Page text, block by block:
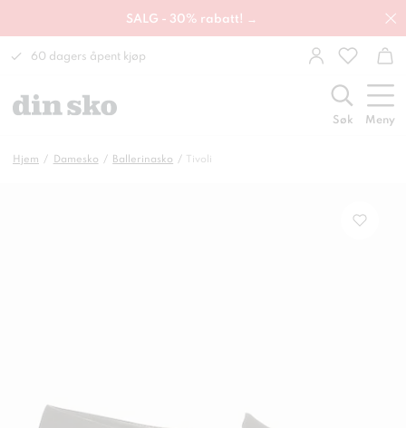
SALG - 30% rabatt! →
60 dagers åpent kjøp
Søk Meny
Hjem Damesko Ballerinasko Tivoli